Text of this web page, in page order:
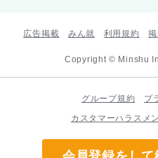
広告掲載 みん就 利用規約
Copyright © Minshu
グループ規約
プ
カスタマーハラスメ